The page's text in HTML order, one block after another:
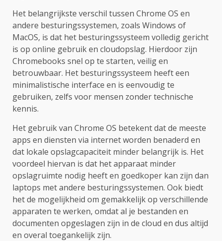
Het belangrijkste verschil tussen Chrome OS en
andere besturingssystemen, zoals Windows of
MacOS, is dat het besturingssysteem volledig gericht
is op online gebruik en cloudopslag. Hierdoor zijn
Chromebooks snel op te starten, veilig en
betrouwbaar. Het besturingssysteem heeft een
minimalistische interface en is eenvoudig te
gebruiken, zelfs voor mensen zonder technische
kennis.
Het gebruik van Chrome OS betekent dat de meeste
apps en diensten via internet worden benaderd en
dat lokale opslagcapaciteit minder belangrijk is. Het
voordeel hiervan is dat het apparaat minder
opslagruimte nodig heeft en goedkoper kan zijn dan
laptops met andere besturingssystemen. Ook biedt
het de mogelijkheid om gemakkelijk op verschillende
apparaten te werken, omdat al je bestanden en
documenten opgeslagen zijn in de cloud en dus altijd
en overal toegankelijk zijn.